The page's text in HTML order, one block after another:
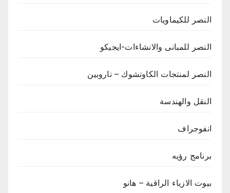
النصر للكيماويات
النصر للمبانى والانشاءات-ايجيكو
النصر لمنتجات الكاوتشوك – ناروبين
النقل والهندسة
انفوجراف
برنامج رؤيه
بيوت الازياء الراقية – هانو